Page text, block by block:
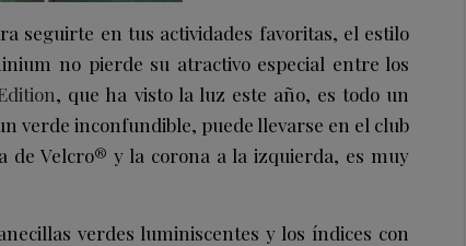
seguirte en tus actividades favoritas, el estilo
no pierde su atractivo especial entre los
, que ha visto la luz este año, es todo un
verde inconfundible, puede llevarse en el club
de Velcro® y la corona a la izquierda, es muy
verdes luminiscentes y los índices con